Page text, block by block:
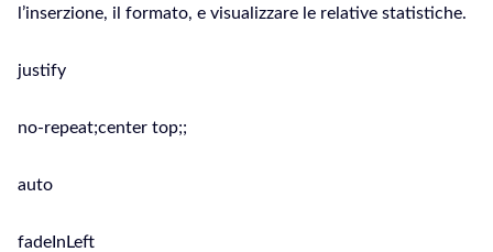
l’inserzione, il formato, e visualizzare le relative statistiche.
justify
no-repeat;center top;;
auto
fadeInLeft